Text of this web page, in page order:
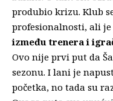
produbio krizu. Klub
profesionalnosti, ali
između trenera i
Ovo nije prvi put da
sezonu. I lani je
početka, no tada su